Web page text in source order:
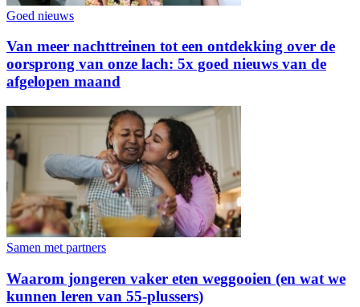
Goed nieuws
Van meer nachttreinen tot een ontdekking over de
oorsprong van onze lach: 5x goed nieuws van de
afgelopen maand
Samen met partners
Waarom jongeren vaker eten weggooien (en wat we
kunnen leren van 55-plussers)